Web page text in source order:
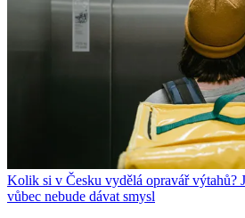
Kolik si v Česku vydělá opravář výtahů?
vůbec nebude dávat smysl